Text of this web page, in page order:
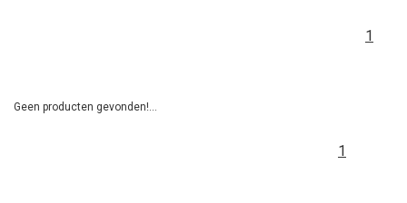
1
Geen producten gevonden!...
1